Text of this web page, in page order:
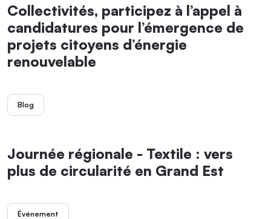
Collectivités, participez à l’appel à
candidatures pour l’émergence de
projets citoyens d’énergie
renouvelable
Blog
Journée régionale - Textile : vers
plus de circularité en Grand Est
Événement